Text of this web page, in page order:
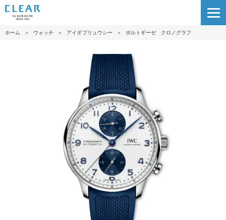
ホーム ＞ ウォッチ ＞ アイダブリュウシー ＞ ポルトギーゼ クロノグラフ